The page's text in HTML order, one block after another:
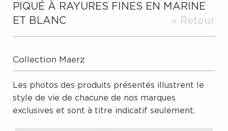
PIQUÉ À RAYURES FINES EN MARINE
ET BLANC
« Retour
Collection Maerz
Les photos des produits présentés illustrent le
style de vie de chacune de nos marques
exclusives et sont à titre indicatif seulement.